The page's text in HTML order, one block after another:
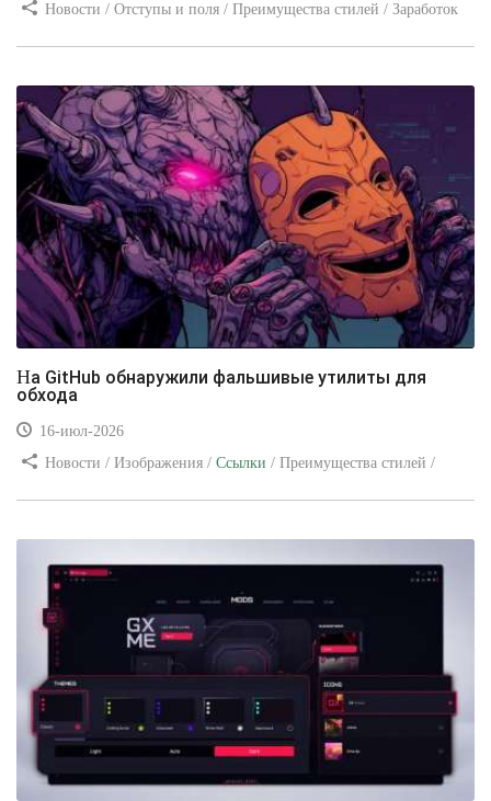
Новости / Отступы и поля / Преимущества стилей / Заработок
На GitHub обнаружили фальшивые утилиты для
обхода
16-июл-2026
Новости / Изображения / Ссылки / Преимущества стилей /